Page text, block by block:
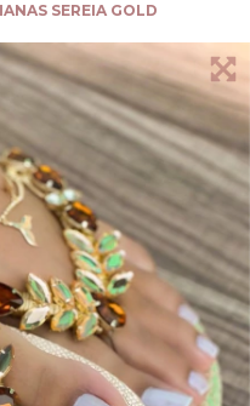
SEREIA GOLD